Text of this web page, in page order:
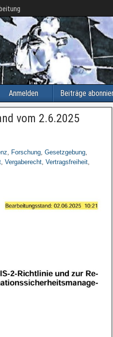
Anmelden Beiträge
vom 2.6.2025
, Forschung, Gesetzgebung,
, Vergaberecht, Vertragsfreiheit,